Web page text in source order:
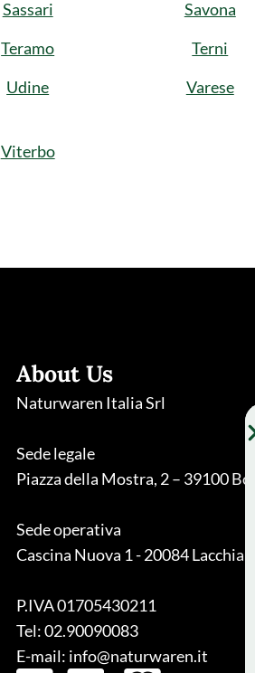
Sassari Savona
Teramo Terni
Udine Varese
Viterbo
About Us
Naturwaren Italia Srl
Sede legale
Piazza della Mostra, 2 – 39100
Sede operativa
Cascina Nuova 1 - 20084
P.IVA 01705430211
Tel: 02.90090083
E-mail: info@naturwaren.it